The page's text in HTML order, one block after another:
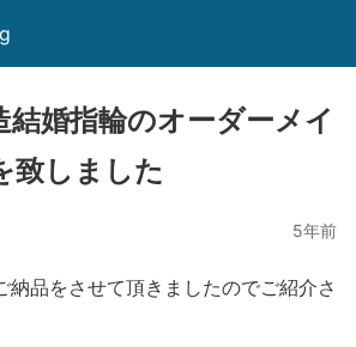
結婚指輪のオーダーメイ
致しました
5年前
納品をさせて頂きましたのでご紹介さ